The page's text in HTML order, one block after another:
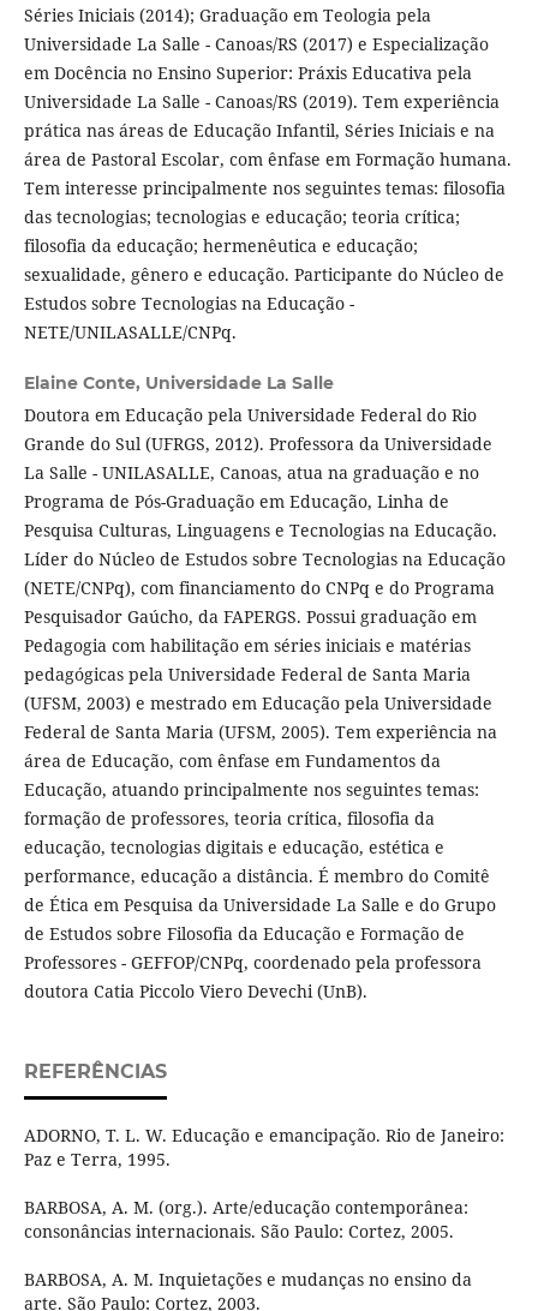
Séries Iniciais (2014); Graduação em Teologia pela
Universidade La Salle - Canoas/RS (2017) e Especialização
em Docência no Ensino Superior: Práxis Educativa pela
Universidade La Salle - Canoas/RS (2019). Tem experiência
prática nas áreas de Educação Infantil, Séries Iniciais e na
área de Pastoral Escolar, com ênfase em Formação humana.
Tem interesse principalmente nos seguintes temas: filosofia
das tecnologias; tecnologias e educação; teoria crítica;
filosofia da educação; hermenêutica e educação;
sexualidade, gênero e educação. Participante do Núcleo de
Estudos sobre Tecnologias na Educação -
NETE/UNILASALLE/CNPq.
Elaine Conte, Universidade La Salle
Doutora em Educação pela Universidade Federal do Rio
Grande do Sul (UFRGS, 2012). Professora da Universidade
La Salle - UNILASALLE, Canoas, atua na graduação e no
Programa de Pós-Graduação em Educação, Linha de
Pesquisa Culturas, Linguagens e Tecnologias na Educação.
Líder do Núcleo de Estudos sobre Tecnologias na Educação
(NETE/CNPq), com financiamento do CNPq e do Programa
Pesquisador Gaúcho, da FAPERGS. Possui graduação em
Pedagogia com habilitação em séries iniciais e matérias
pedagógicas pela Universidade Federal de Santa Maria
(UFSM, 2003) e mestrado em Educação pela Universidade
Federal de Santa Maria (UFSM, 2005). Tem experiência na
área de Educação, com ênfase em Fundamentos da
Educação, atuando principalmente nos seguintes temas:
formação de professores, teoria crítica, filosofia da
educação, tecnologias digitais e educação, estética e
performance, educação a distância. É membro do Comitê
de Ética em Pesquisa da Universidade La Salle e do Grupo
de Estudos sobre Filosofia da Educação e Formação de
Professores - GEFFOP/CNPq, coordenado pela professora
doutora Catia Piccolo Viero Devechi (UnB).
REFERÊNCIAS
ADORNO, T. L. W. Educação e emancipação. Rio de Janeiro:
Paz e Terra, 1995.
BARBOSA, A. M. (org.). Arte/educação contemporânea:
consonâncias internacionais. São Paulo: Cortez, 2005.
BARBOSA, A. M. Inquietações e mudanças no ensino da
arte. São Paulo: Cortez, 2003.